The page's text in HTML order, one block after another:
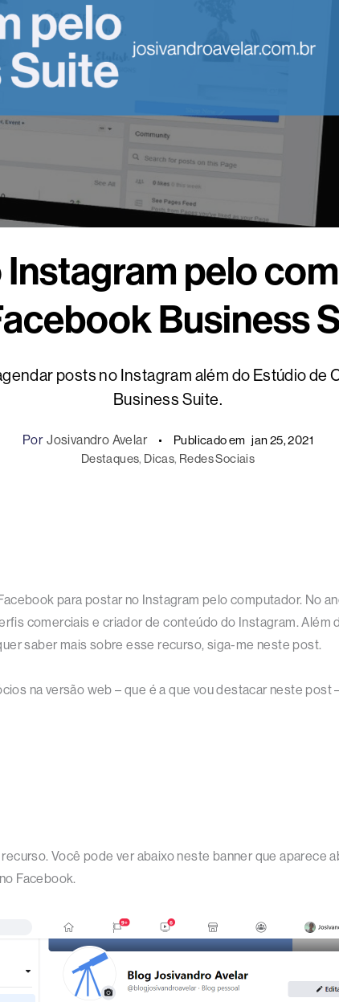
pelo
Business
posts no Instagram além do Estúdio de
Business Suite.
Por Josivandro Avelar Publicado em jan 25, 2021
Destaques, Dicas, Redes Sociais
para postar no Instagram pelo computador. No
comerciais e criador de conteúdo do Instagram.
saber mais sobre esse recurso, siga-me neste post.
na versão web – que é a que vou destacar neste
Você pode ver abaixo neste banner que aparece
Facebook.